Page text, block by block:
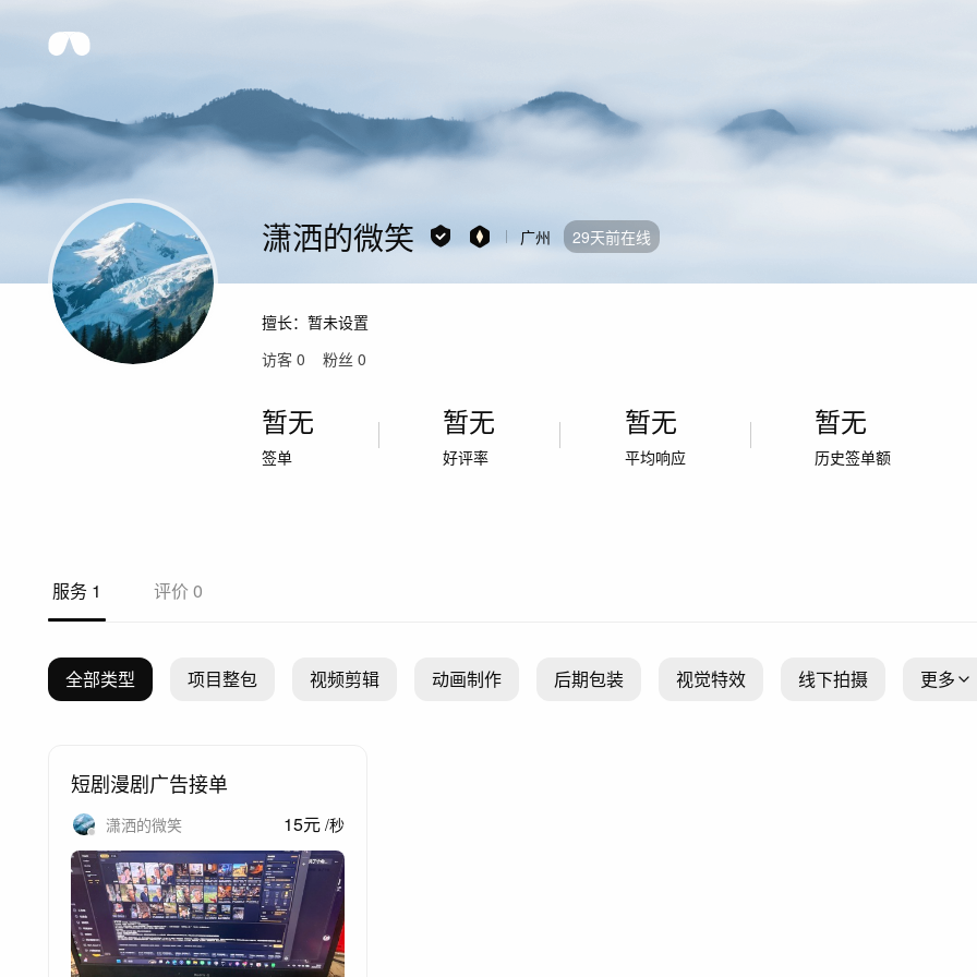
潇洒的微笑 广州 29天前在线
擅长： 暂未设置
访客 0 粉丝 0
暂无
签单
暂无
好评率
暂无
平均响应
暂无
历史签单额
服务 1 评价 0
全部类型 项目整包 视频剪辑 动画制作 后期包装 视觉特效 线下拍摄 更多
短剧漫剧广告接单
潇洒的微笑 15元 /秒